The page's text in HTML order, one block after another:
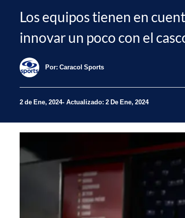
Los equipos tienen en
innovar un poco con el
Por: Caracol Sports
2 de Ene, 2024 Actualizado: 2 De Ene, 2024